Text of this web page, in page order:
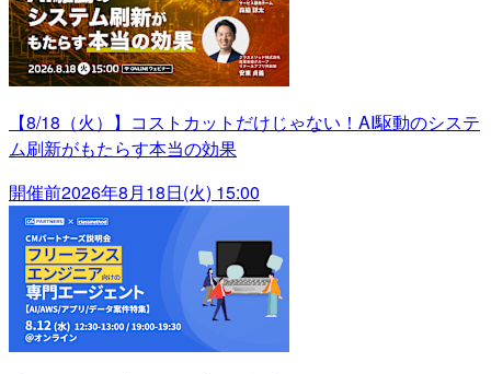
【8/18（火）】コストカットだけじゃない！AI駆動のシステ
ム刷新がもたらす本当の効果
開催前2026年8月18日(火) 15:00